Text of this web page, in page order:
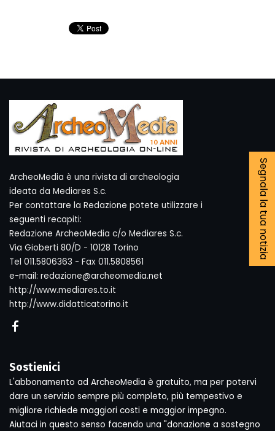
Segnala la tua notizia
ArcheoMedia è una rivista di archeologia
ideata da Mediares S.c.
Per contattare la Redazione potete utilizzare i
seguenti recapiti:
Redazione ArcheoMedia c/o Mediares S.c.
Via Gioberti 80/D - 10128 Torino
Tel 011.5806363 - Fax 011.5808561
e-mail: redazione@archeomedia.net
http://www.mediares.to.it
http://www.didatticatorino.it
Sostienici
L'abbonamento ad ArcheoMedia è gratuito, ma per potervi
dare un servizio sempre più completo, più tempestivo e
migliore richiede maggiori costi e maggior impegno.
Aiutaci in questo senso facendo una "donazione a sostegno